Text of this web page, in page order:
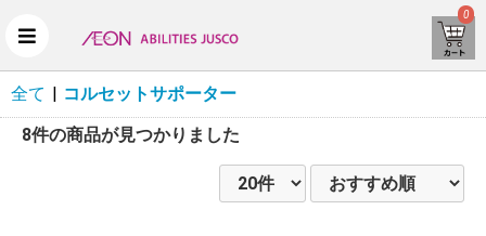
0
全て | コルセットサポーター
8件の商品が見つかりました